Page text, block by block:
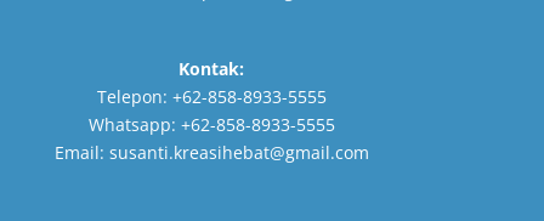
Kontak:
Telepon: +62-858-8933-5555
Whatsapp: +62-858-8933-5555
Email: susanti.kreasihebat@gmail.com